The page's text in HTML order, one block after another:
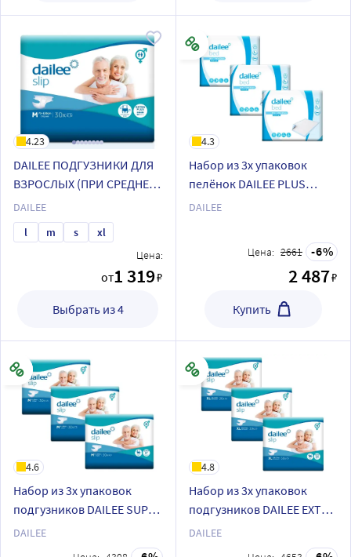
4.23
DAILEE ПОДГУЗНИКИ ДЛЯ
ВЗРОСЛЫХ (ПРИ СРЕДНЕЙ
СТЕПЕНИ НЕДЕРЖАНИЯ)
DAILEE
l
m s
xl
Цена:
от1 319₽
Выбрать из 4
4.3
Набор из 3х упаковок
пелёнок DAILEE PLUS
60x90 №30
DAILEE
Цена: 2661 6
2 487₽
Купить
4.6
Набор из 3х упаковок
подгузников DAILEE SUPER
M30
DAILEE
4.8
Набор из 3х упаковок
подгузников DAILEE EXTRA
PLUS XL30
DAILEE